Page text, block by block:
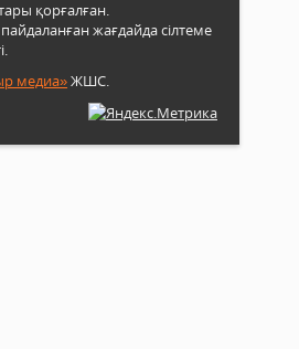
қорғалған.
жағдайда сілтеме
медиа»ЖШС.